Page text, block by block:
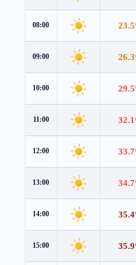
08:00
09:00
10:00
11:00
12:00
13:00
14:00
15:00